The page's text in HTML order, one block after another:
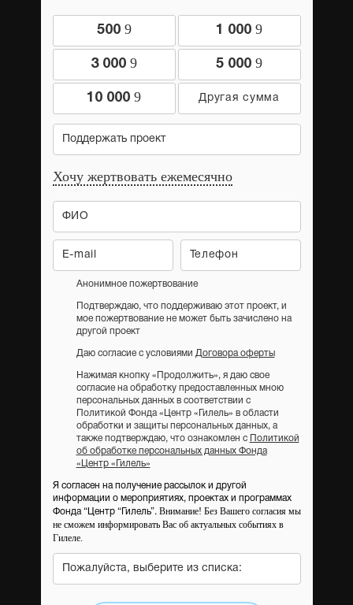
500 9 1 000 9
3 000 9 5 000 9
10 000 9
Поддержать проект
Хочу жертвовать ежемесячно
Анонимное пожертвование
Подтверждаю, что поддерживаю этот проект, и
мое пожертвование не может быть зачислено на
другой проект
Даю согласие с условиями Договора оферты
Нажимая кнопку «Продолжить», я даю свое
согласие на обработку предоставленных мною
персональных данных в соответствии с
Политикой Фонда «Центр «Гилель» в области
обработки и защиты персональных данных, а
также подтверждаю, что ознакомлен с
Политикой
об обработке персональных данных Фонда
«Центр «Гилель»
Я согласен на получение рассылок и другой
информации о мероприятиях, проектах и программах
Фонда “Центр “Гилель”. Внимание! Без Вашего согласия мы
не сможем информировать Вас об актуальных событиях в
Гилеле.
Пожалуйста, выберите из списка: